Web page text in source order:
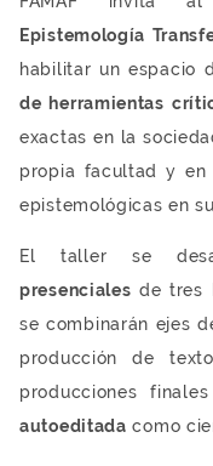
Epistemología
habilitar un espacio
de herramientas
exactas en la
propia facultad y
epistemológicas en
El taller se
presenciales de tres
se combinarán ejes
producción de
producciones
autoeditada como